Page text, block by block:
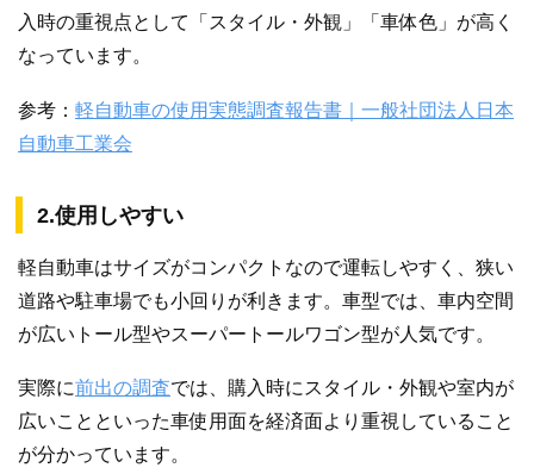
入時の重視点として「スタイル・外観」「車体色」が高く
なっています。
参考： 軽自動車の使用実態調査報告書｜一般社団法人日本
自動車工業会
2.使用しやすい
軽自動車はサイズがコンパクトなので運転しやすく、狭い
道路や駐車場でも小回りが利きます。車型では、車内空間
が広いトール型やスーパートールワゴン型が人気です。
実際に前出の調査では、購入時にスタイル・外観や室内が
広いことといった車使用面を経済面より重視していること
が分かっています。